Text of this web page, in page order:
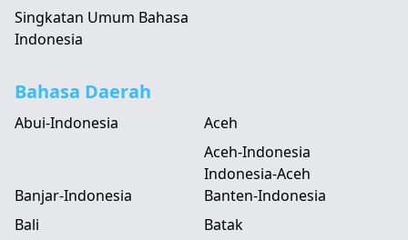
Singkatan Umum Bahasa
Indonesia
Bahasa Daerah
Abui-Indonesia
Aceh
Aceh-Indonesia
Indonesia-Aceh
Banjar-Indonesia
Banten-Indonesia
Bali
Batak